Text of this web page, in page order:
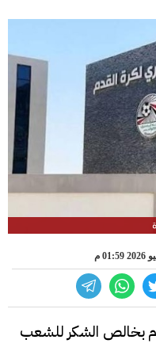
بخالص الشكر للشعب